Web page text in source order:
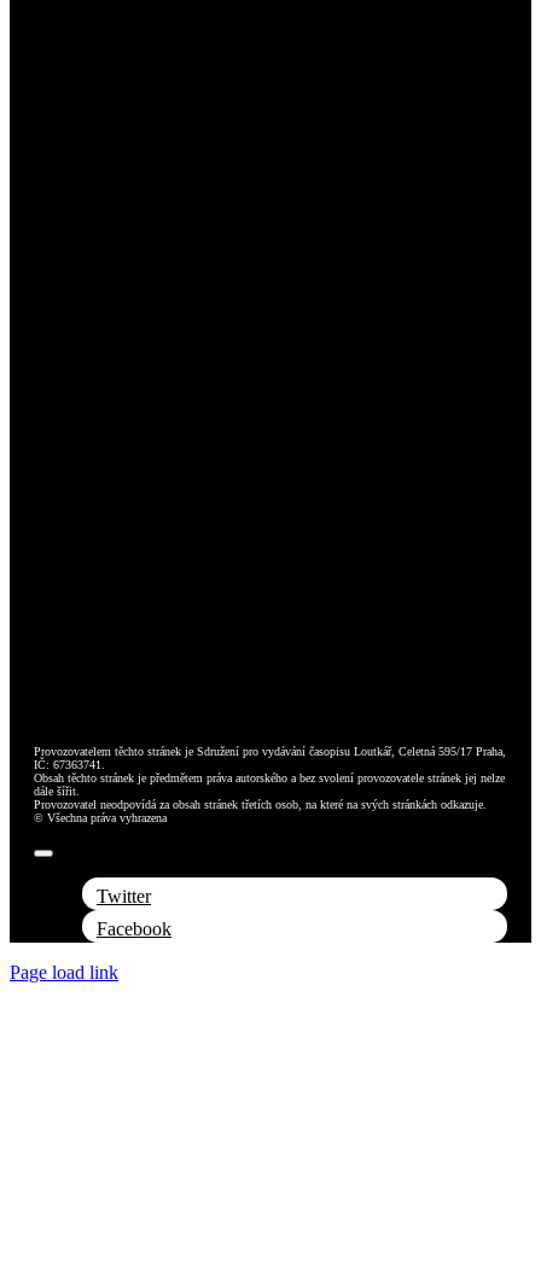
Provozovatelem těchto stránek je Sdružení pro vydávání časopisu Loutkář, Celetná 595/17 Praha,
IČ: 67363741.
Obsah těchto stránek je předmětem práva autorského a bez svolení provozovatele stránek jej nelze
dále šířit.
Provozovatel neodpovídá za obsah stránek třetích osob, na které na svých stránkách odkazuje.
© Všechna práva vyhrazena
Toggle
Navigation
Twitter
Facebook
Page load link